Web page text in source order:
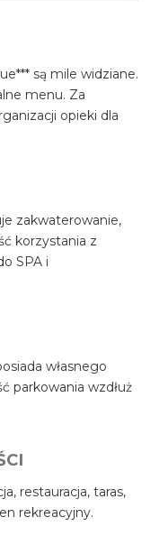
są mile widziane.
menu. Za
opieki dla
zakwaterowanie,
korzystania z
SPA i
własnego
parkowania wzdłuż
restauracja, taras,
rekreacyjny.